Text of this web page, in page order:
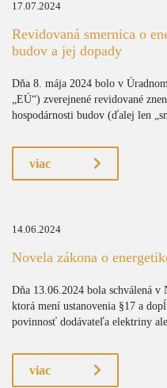
17.07.2024
Revidovaná smernica o
budov a jej dopady
Dňa 8. mája 2024 bolo v
„EÚ“) zverejnené revidované
hospodárnosti budov (ďalej len
viac
14.06.2024
Novela zákona o
Dňa 13.06.2024 bola schválená v
ktorá mení ustanovenia §17 a
povinnosť dodávateľa elektriny
viac